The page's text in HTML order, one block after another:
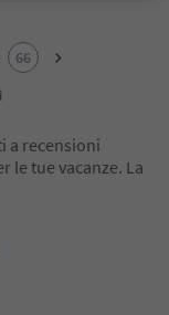
66
a recensioni
le tue vacanze. La